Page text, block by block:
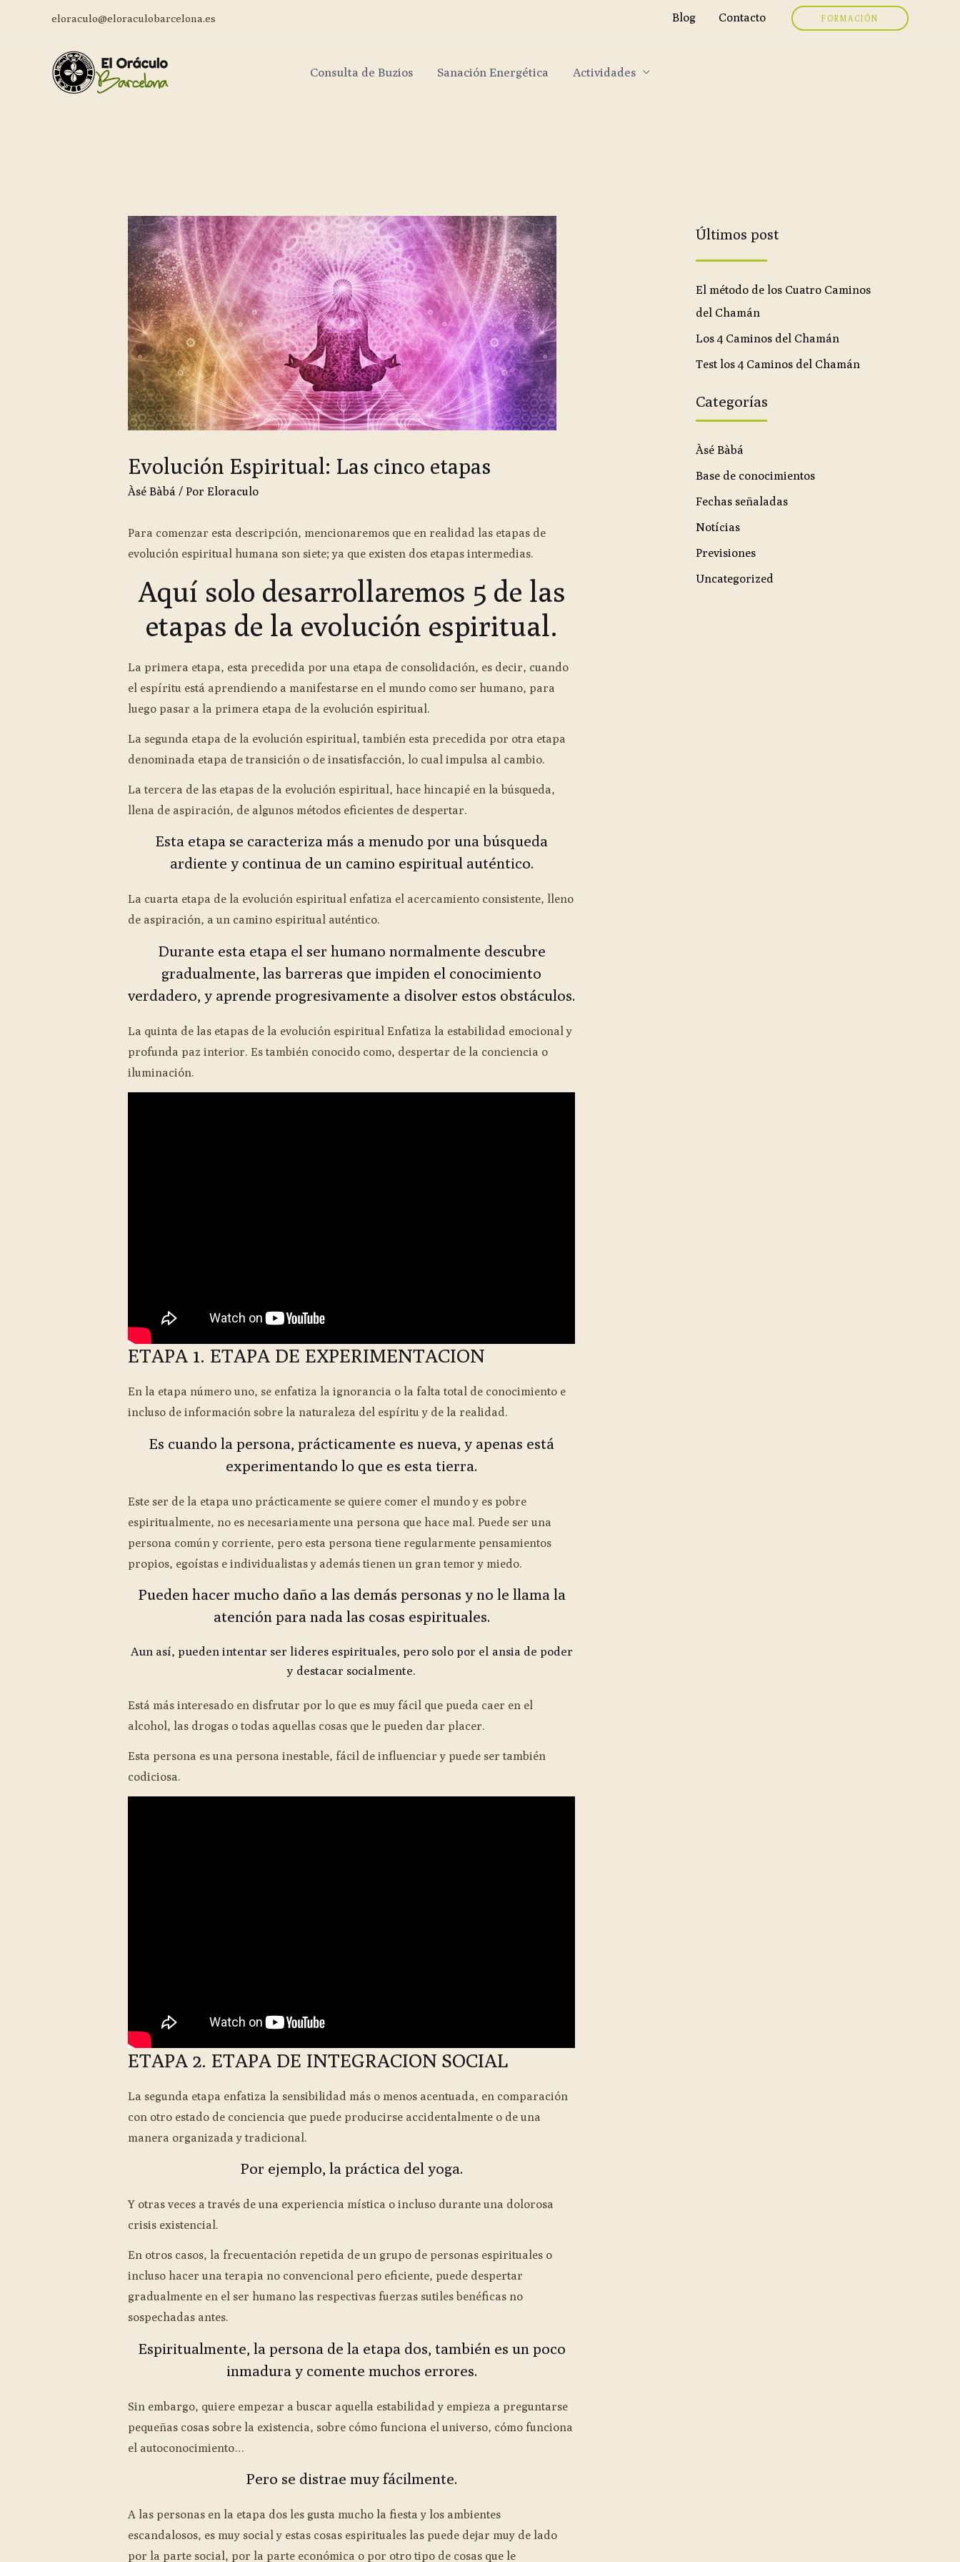
eloraculo@eloraculobarcelona.es Blog Contacto FORMACIÓN
Consulta de Buzios Sanación Energética Actividades
Evolución Espiritual: Las cinco etapas
Àsé Bàbá / Por Eloraculo
Para comenzar esta descripción, mencionaremos que en realidad las etapas de
evolución espiritual humana son siete; ya que existen dos etapas intermedias.
Aquí solo desarrollaremos 5 de las
etapas de la evolución espiritual.
La primera etapa, esta precedida por una etapa de consolidación, es decir, cuando
el espíritu está aprendiendo a manifestarse en el mundo como ser humano, para
luego pasar a la primera etapa de la evolución espiritual.
La segunda etapa de la evolución espiritual, también esta precedida por otra etapa
denominada etapa de transición o de insatisfacción, lo cual impulsa al cambio.
La tercera de las etapas de la evolución espiritual, hace hincapié en la búsqueda,
llena de aspiración, de algunos métodos eficientes de despertar.
Esta etapa se caracteriza más a menudo por una búsqueda
ardiente y continua de un camino espiritual auténtico.
La cuarta etapa de la evolución espiritual enfatiza el acercamiento consistente, lleno
de aspiración, a un camino espiritual auténtico.
Durante esta etapa el ser humano normalmente descubre
gradualmente, las barreras que impiden el conocimiento
verdadero, y aprende progresivamente a disolver estos obstáculos.
La quinta de las etapas de la evolución espiritual Enfatiza la estabilidad emocional y
profunda paz interior. Es también conocido como, despertar de la conciencia o
iluminación.
ETAPA 1. ETAPA DE EXPERIMENTACION
En la etapa número uno, se enfatiza la ignorancia o la falta total de conocimiento e
incluso de información sobre la naturaleza del espíritu y de la realidad.
Es cuando la persona, prácticamente es nueva, y apenas está
experimentando lo que es esta tierra.
Este ser de la etapa uno prácticamente se quiere comer el mundo y es pobre
espiritualmente, no es necesariamente una persona que hace mal. Puede ser una
persona común y corriente, pero esta persona tiene regularmente pensamientos
propios, egoístas e individualistas y además tienen un gran temor y miedo.
Pueden hacer mucho daño a las demás personas y no le llama la
atención para nada las cosas espirituales.
Aun así, pueden intentar ser lideres espirituales, pero solo por el ansia de poder
y destacar socialmente.
Está más interesado en disfrutar por lo que es muy fácil que pueda caer en el
alcohol, las drogas o todas aquellas cosas que le pueden dar placer.
Esta persona es una persona inestable, fácil de influenciar y puede ser también
codiciosa.
ETAPA 2. ETAPA DE INTEGRACION SOCIAL
La segunda etapa enfatiza la sensibilidad más o menos acentuada, en comparación
con otro estado de conciencia que puede producirse accidentalmente o de una
manera organizada y tradicional.
Por ejemplo, la práctica del yoga.
Y otras veces a través de una experiencia mística o incluso durante una dolorosa
crisis existencial.
En otros casos, la frecuentación repetida de un grupo de personas espirituales o
incluso hacer una terapia no convencional pero eficiente, puede despertar
gradualmente en el ser humano las respectivas fuerzas sutiles benéficas no
sospechadas antes.
Espiritualmente, la persona de la etapa dos, también es un poco
inmadura y comente muchos errores.
Sin embargo, quiere empezar a buscar aquella estabilidad y empieza a preguntarse
pequeñas cosas sobre la existencia, sobre cómo funciona el universo, cómo funciona
el autoconocimiento…
Pero se distrae muy fácilmente.
A las personas en la etapa dos les gusta mucho la fiesta y los ambientes
escandalosos, es muy social y estas cosas espirituales las puede dejar muy de lado
por la parte social, por la parte económica o por otro tipo de cosas que le
Últimos post
El método de los Cuatro Caminos
del Chamán
Los 4 Caminos del Chamán
Test los 4 Caminos del Chamán
Categorías
Àsé Bàbá
Base de conocimientos
Fechas señaladas
Notícias
Previsiones
Uncategorized